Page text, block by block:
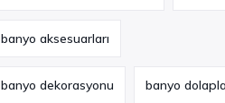
banyo aksesuarları
banyo dekorasyonu banyo